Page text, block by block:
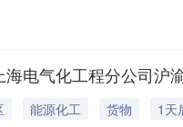
电气化工程分公司
能源化工 货物
1天